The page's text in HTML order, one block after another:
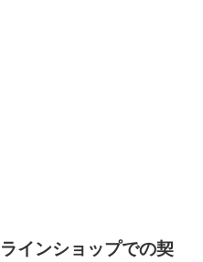
インショップでの契